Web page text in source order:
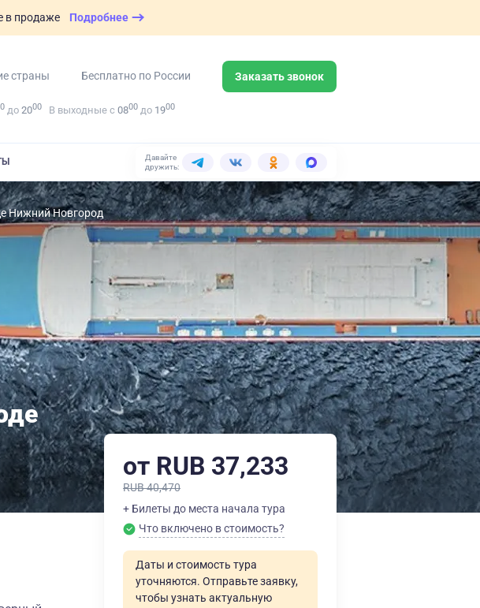
в продаже Подробнее
страны Бесплатно по России Заказать звонок
до 2000 В выходные с 0800 до 1900
Давайте
дружить:
Нижний Новгород
от RUB 37,233
RUB 40,470
+ Билеты до места начала тура
Что включено в стоимость?
Даты и стоимость тура
уточняются. Отправьте заявку,
чтобы узнать актуальную